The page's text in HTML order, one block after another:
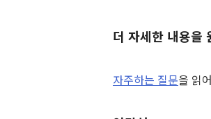
더 자세한 내용을
자주하는 질문을 읽